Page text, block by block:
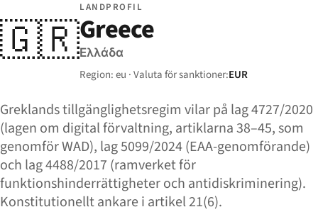
🇬🇷
LANDPROFIL
Greece
Ελλάδα
Region: eu · Valuta för sanktioner:EUR
Greklands tillgänglighetsregim vilar på lag 4727/2020
(lagen om digital förvaltning, artiklarna 38–45, som
genomför WAD), lag 5099/2024 (EAA-genomförande)
och lag 4488/2017 (ramverket för
funktionshinderrättigheter och antidiskriminering).
Konstitutionellt ankare i artikel 21(6).